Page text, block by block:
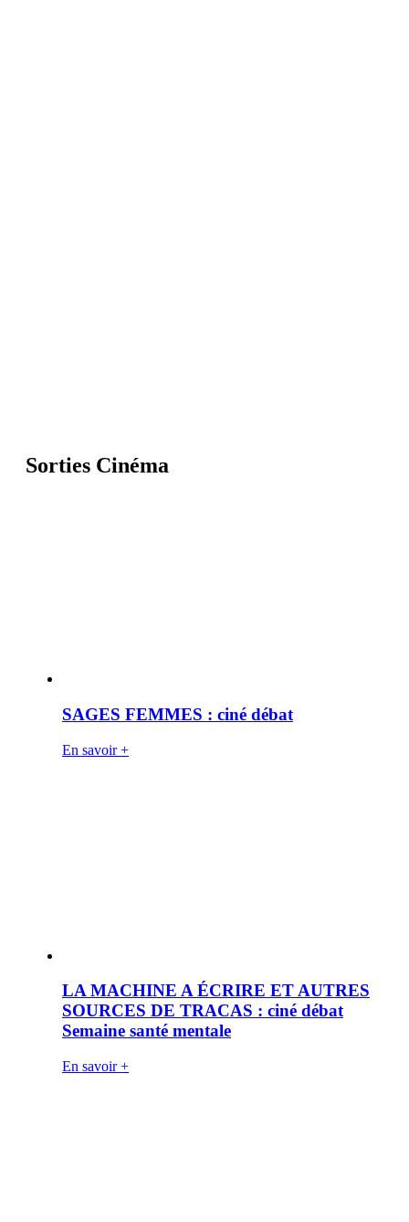
Sorties Cinéma
SAGES FEMMES : ciné débat
En savoir +
LA MACHINE A ÉCRIRE ET AUTRES
SOURCES DE TRACAS : ciné débat
Semaine santé mentale
En savoir +